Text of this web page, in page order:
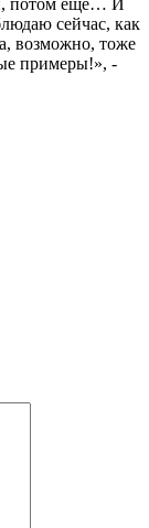
потом еще… И
сейчас, как
возможно, тоже
примеры!», -